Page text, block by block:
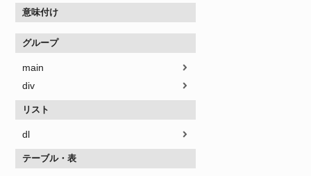
意味付け
グループ
main
div
リスト
dl
テーブル・表